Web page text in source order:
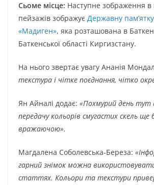
Сьоме місце: Наступне зображення в
пейзажів зображує Державну
«Мадиген», яка розташована в
Баткенської області Киргизстану.
На нього звертає увагу Ананія
текстура і чітке поєднання, чітко
Ян Айналі додає: «Похмурий день тут
передачу кольорів смугастих скель ще
вражаючою».
Магдалена Соболевська-Береза:
гарний знімок можна
статтях. Кольори та текстури